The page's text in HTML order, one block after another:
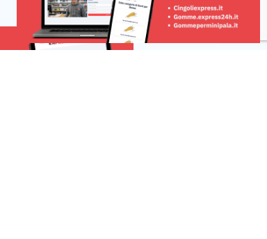
dall’esigenza di ridurre i consumi,
hanno motivato il Comune di Milano a
posticipare […]